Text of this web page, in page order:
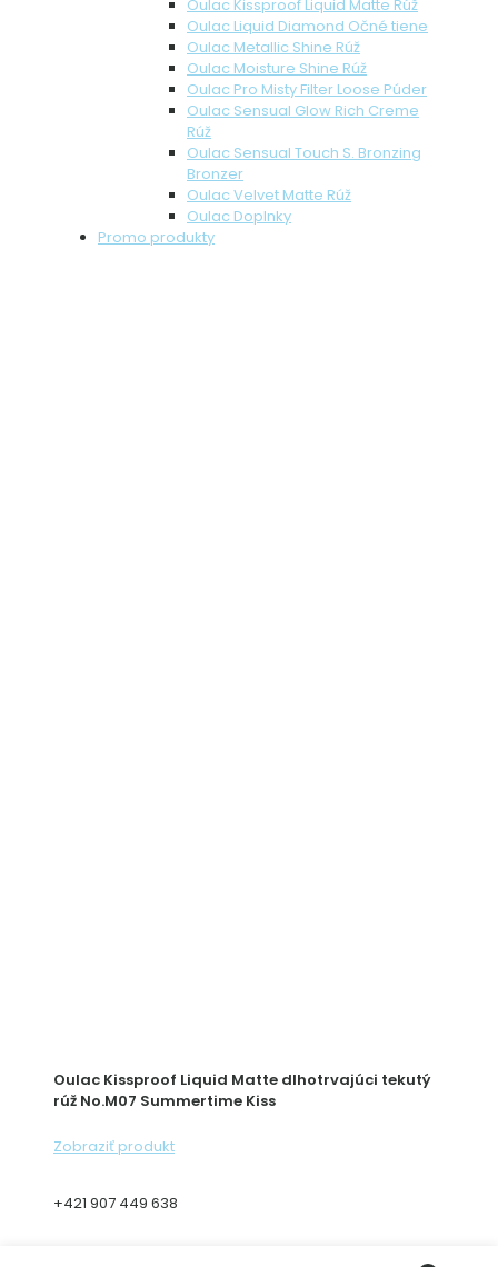
Oulac Kissproof Liquid Matte Rúž
Oulac Liquid Diamond Očné tiene
Oulac Metallic Shine Rúž
Oulac Moisture Shine Rúž
Oulac Pro Misty Filter Loose Púder
Oulac Sensual Glow Rich Creme
Rúž
Oulac Sensual Touch S. Bronzing
Bronzer
Oulac Velvet Matte Rúž
Oulac Doplnky
Promo produkty
Oulac Kissproof Liquid Matte dlhotrvajúci tekutý
rúž No.M07 Summertime Kiss
Zobraziť produkt
+421 907 449 638